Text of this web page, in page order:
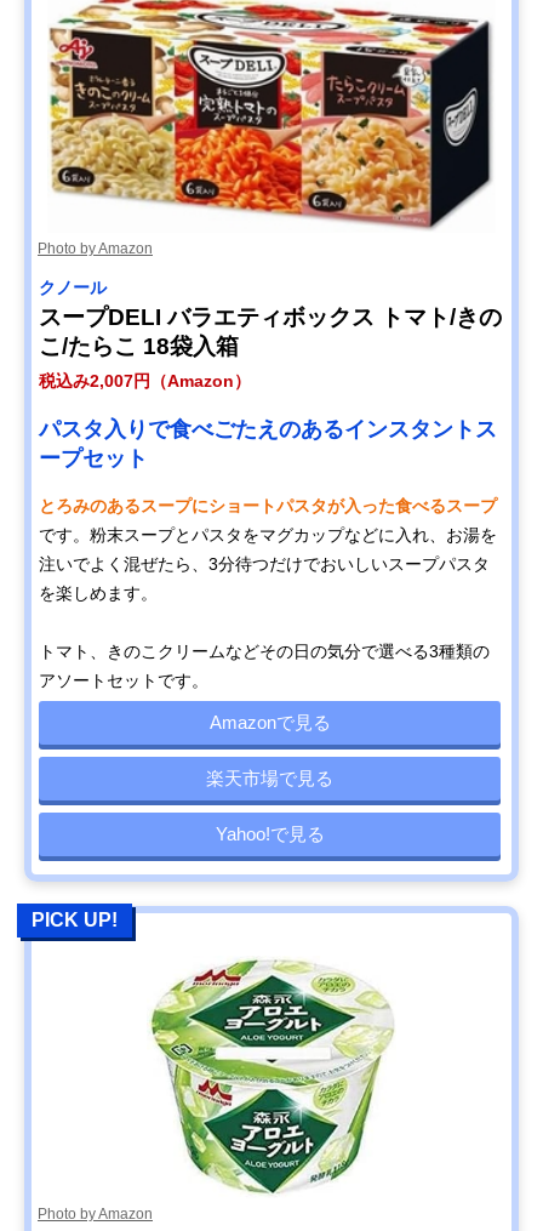
Photo by Amazon
クノール
スープDELI バラエティボックス トマト/きの
こ/たらこ 18袋入箱
税込み2,007円（Amazon）
パスタ入りで食べごたえのあるインスタントス
ープセット
とろみのあるスープにショートパスタが入った食べるスープ
です。粉末スープとパスタをマグカップなどに入れ、お湯を
注いでよく混ぜたら、3分待つだけでおいしいスープパスタ
を楽しめます。
トマト、きのこクリームなどその日の気分で選べる3種類の
アソートセットです。
Amazonで見る
楽天市場で見る
Yahoo!で見る
PICK UP!
Photo by Amazon